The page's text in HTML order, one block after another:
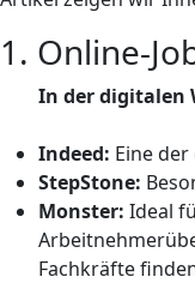
1. Online-
In der digitalen
Indeed: Eine
StepStone:
Monster: Ideal
Fachkräfte